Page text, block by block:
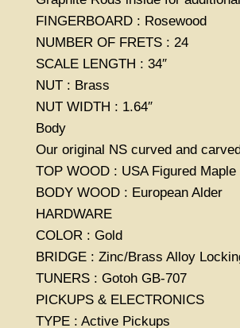
FINGERBOARD : Rosewood
NUMBER OF FRETS : 24
SCALE LENGTH : 34″
NUT : Brass
NUT WIDTH : 1.64″
Body
Our original NS curved and
TOP WOOD : USA Figured Maple
BODY WOOD : European Alder
HARDWARE
COLOR : Gold
BRIDGE : Zinc/Brass Alloy
TUNERS : Gotoh GB-707
PICKUPS & ELECTRONICS
TYPE : Active Pickups